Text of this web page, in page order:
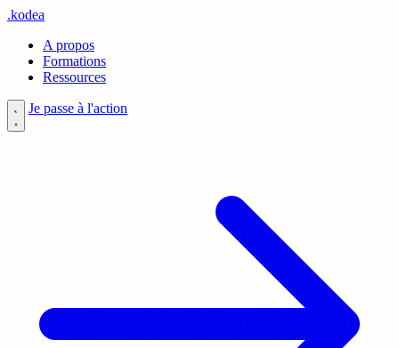
.kodea
A propos
Formations
Ressources
Je passe à l'action